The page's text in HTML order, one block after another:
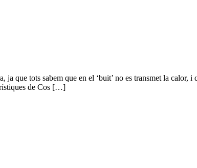
que tots sabem que en el ‘buit’ no es transmet la calor, i
de Cos […]